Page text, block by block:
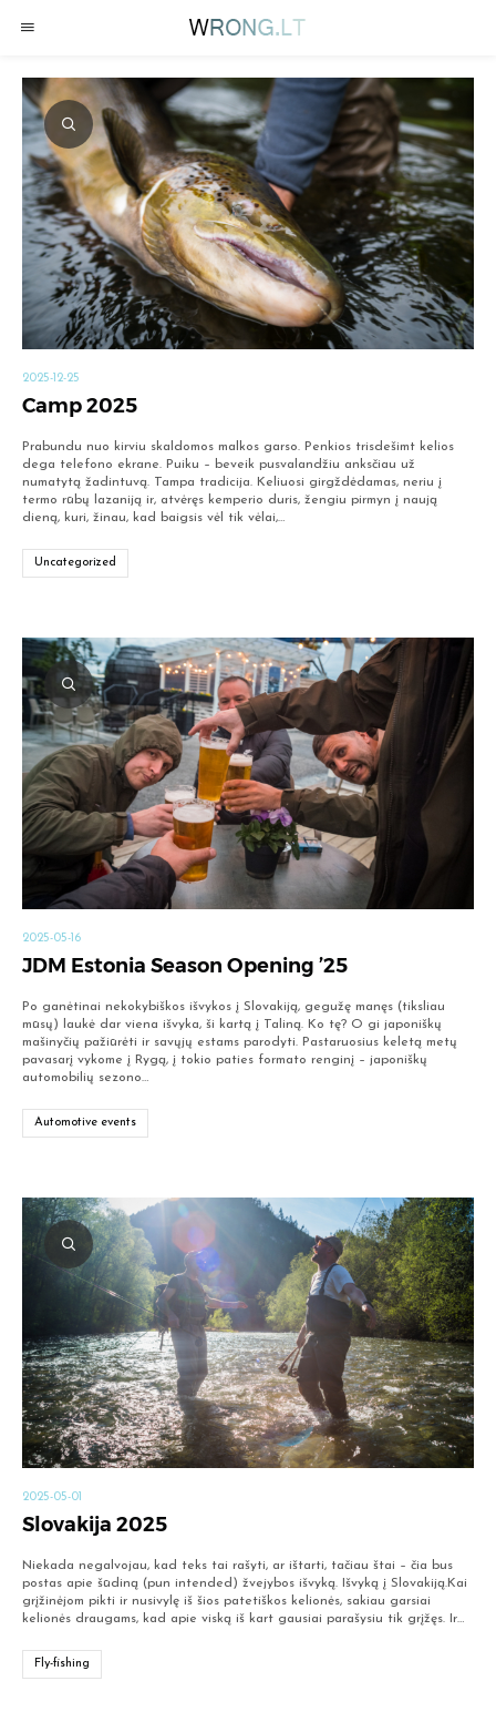
2025-12-25
Camp 2025
Prabundu nuo kirviu skaldomos malkos garso. Penkios trisdešimt kelios
dega telefono ekrane. Puiku – beveik pusvalandžiu anksčiau už
numatytą žadintuvą. Tampa tradicija. Keliuosi girgždėdamas, neriu į
termo rūbų lazaniją ir, atvėręs kemperio duris, žengiu pirmyn į naują
dieną, kuri, žinau, kad baigsis vėl tik vėlai,…
Uncategorized
2025-05-16
JDM Estonia Season Opening ’25
Po ganėtinai nekokybiškos išvykos į Slovakiją, gegužę manęs (tiksliau
mūsų) laukė dar viena išvyka, ši kartą į Taliną. Ko tę? O gi japoniškų
mašinyčių pažiūrėti ir savųjų estams parodyti. Pastaruosius keletą metų
pavasarį vykome į Rygą, į tokio paties formato renginį – japoniškų
automobilių sezono…
Automotive events
2025-05-01
Slovakija 2025
Niekada negalvojau, kad teks tai rašyti, ar ištarti, tačiau štai – čia bus
postas apie šūdiną (pun intended) žvejybos išvyką. Išvyką į Slovakiją.Kai
grįžinėjom pikti ir nusivylę iš šios patetiškos kelionės, sakiau garsiai
kelionės draugams, kad apie viską iš kart gausiai parašysiu tik grįžęs. Ir…
Fly-fishing